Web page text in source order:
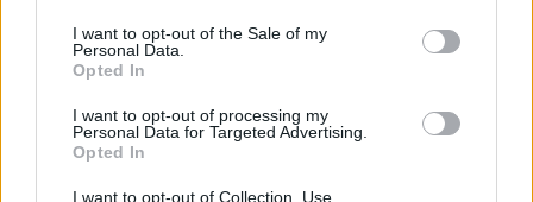
I want to opt-out of the Sale of my
Personal Data.
Opted In
I want to opt-out of processing my
Personal Data for Targeted Advertising.
Opted In
I want to opt-out of Collection, Use,
Jeudi 18 Décembre 2025